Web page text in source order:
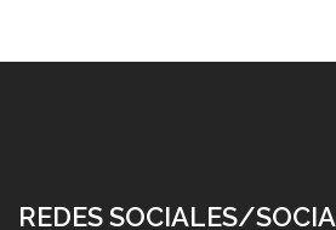
REDES SOCIALES/